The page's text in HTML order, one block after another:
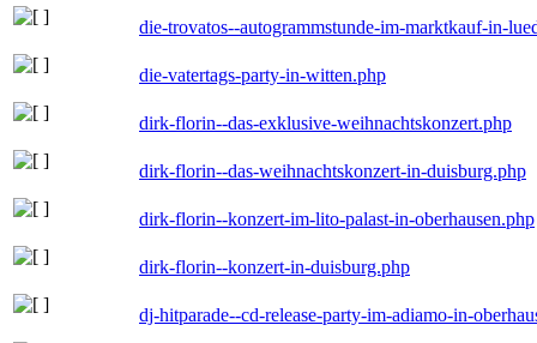
die-trovatos--autogrammstunde-im-marktkauf-in-
die-vatertags-party-in-witten.php
dirk-florin--das-exklusive-weihnachtskonzert.php
dirk-florin--das-weihnachtskonzert-in-duisburg.php
dirk-florin--konzert-im-lito-palast-in-oberhausen.php
dirk-florin--konzert-in-duisburg.php
dj-hitparade--cd-release-party-im-adiamo-in-